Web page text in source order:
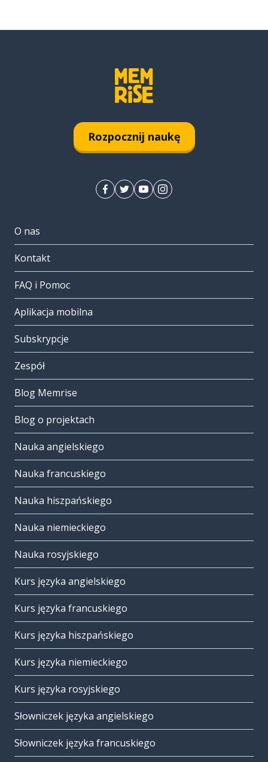
Rozpocznij naukę
O nas
Kontakt
FAQ i Pomoc
Aplikacja mobilna
Subskrypcje
Zespół
Blog Memrise
Blog o projektach
Nauka angielskiego
Nauka francuskiego
Nauka hiszpańskiego
Nauka niemieckiego
Nauka rosyjskiego
Kurs języka angielskiego
Kurs języka francuskiego
Kurs języka hiszpańskiego
Kurs języka niemieckiego
Kurs języka rosyjskiego
Słowniczek języka angielskiego
Słowniczek języka francuskiego